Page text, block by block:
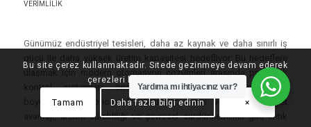
VERIMLILIK
Günümüz endüstriyel tesisleri, daha az kaynak ve daha sınırlı iş
ulaşmak için modern otomasyon çözümleri arasında pnömatik
kontrol sistemleri öne çıkıyor. Doğru tasarlanmış ve
boyutlandırılmış pnömatik çözümler; enerji verimliliği, maliyet
avantajı, üretim sürekliliği ve çevresel sürdürülebilirlik gibi kritik
Bu site çerez kullanmaktadır. Sitede gezinmeye devam ederek
çerezleri kabul etmiş olursunuz.
Tamam Daha fazla bilgi edinin ×
Yardıma mı ihtiyacınız var?